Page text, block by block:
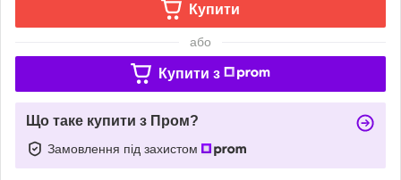
Купити
або
Купити з
Що таке купити з Пром?
Замовлення під захистом